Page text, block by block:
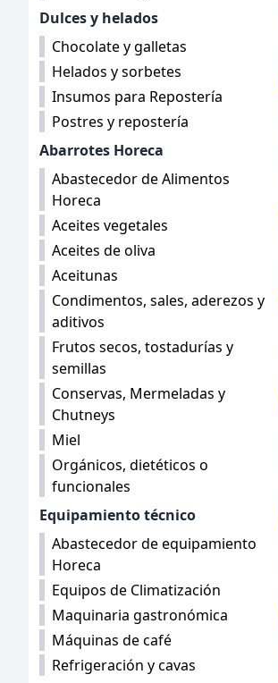
Dulces y helados
Chocolate y galletas
Helados y sorbetes
Insumos para Repostería
Postres y repostería
Abarrotes Horeca
Abastecedor de Alimentos
Horeca
Aceites vegetales
Aceites de oliva
Aceitunas
Condimentos, sales, aderezos y
aditivos
Frutos secos, tostadurías y
semillas
Conservas, Mermeladas y
Chutneys
Miel
Orgánicos, dietéticos o
funcionales
Equipamiento técnico
Abastecedor de equipamiento
Horeca
Equipos de Climatización
Maquinaria gastronómica
Máquinas de café
Refrigeración y cavas